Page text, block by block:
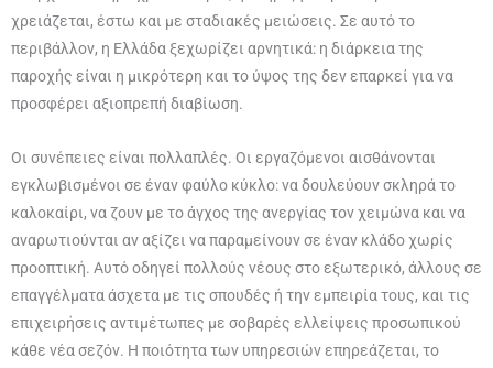
χρειάζεται, έστω και με σταδιακές μειώσεις. Σε αυτό το
περιβάλλον, η Ελλάδα ξεχωρίζει αρνητικά: η διάρκεια της
παροχής είναι η μικρότερη και το ύψος της δεν επαρκεί για να
προσφέρει αξιοπρεπή διαβίωση.
Οι συνέπειες είναι πολλαπλές. Οι εργαζόμενοι αισθάνονται
εγκλωβισμένοι σε έναν φαύλο κύκλο: να δουλεύουν σκληρά το
καλοκαίρι, να ζουν με το άγχος της ανεργίας τον χειμώνα και να
αναρωτιούνται αν αξίζει να παραμείνουν σε έναν κλάδο χωρίς
προοπτική. Αυτό οδηγεί πολλούς νέους στο εξωτερικό, άλλους σε
επαγγέλματα άσχετα με τις σπουδές ή την εμπειρία τους, και τις
επιχειρήσεις αντιμέτωπες με σοβαρές ελλείψεις προσωπικού
κάθε νέα σεζόν. Η ποιότητα των υπηρεσιών επηρεάζεται, το